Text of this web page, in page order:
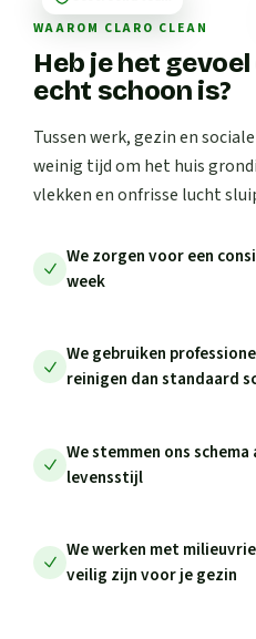
WAAROM CLARO CLEAN
Heb je het
echt schoon is?
Tussen werk, gezin en
weinig tijd om het huis
vlekken en onfrisse lucht
We zorgen voor een
week
We gebruiken
reinigen dan standaard
We stemmen ons
levensstijl
We werken met
veilig zijn voor je gezin